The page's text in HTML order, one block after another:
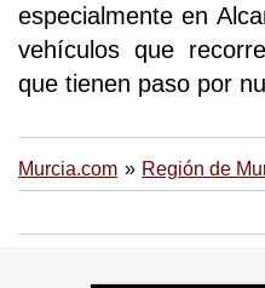
especialmente en
vehículos que
que tienen paso por
Murcia.com Región de